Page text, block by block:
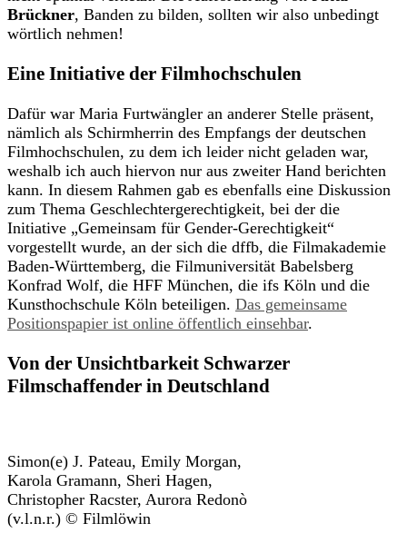
Brückner, Banden zu bilden, sollten wir also unbedingt
wörtlich nehmen!
Eine Initiative der Filmhochschulen
Dafür war Maria Furtwängler an anderer Stelle präsent,
nämlich als Schirmherrin des Empfangs der deutschen
Filmhochschulen, zu dem ich leider nicht geladen war,
weshalb ich auch hiervon nur aus zweiter Hand berichten
kann. In diesem Rahmen gab es ebenfalls eine Diskussion
zum Thema Geschlechtergerechtigkeit, bei der die
Initiative „Gemeinsam für Gender-Gerechtigkeit“
vorgestellt wurde, an der sich die dffb, die Filmakademie
Baden-Württemberg, die Filmuniversität Babelsberg
Konfrad Wolf, die HFF München, die ifs Köln und die
Kunsthochschule Köln beteiligen. Das gemeinsame
Positionspapier ist online öffentlich einsehbar.
Von der Unsichtbarkeit Schwarzer
Filmschaffender in Deutschland
Simon(e) J. Pateau, Emily Morgan,
Karola Gramann, Sheri Hagen,
Christopher Racster, Aurora Redonò
(v.l.n.r.) © Filmlöwin